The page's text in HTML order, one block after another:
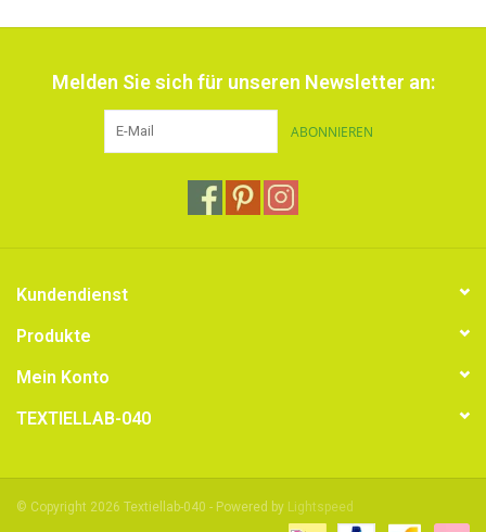
Melden Sie sich für unseren Newsletter an:
ABONNIEREN
Kundendienst
Produkte
Mein Konto
TEXTIELLAB-040
© Copyright 2026 Textiellab-040 - Powered by Lightspeed